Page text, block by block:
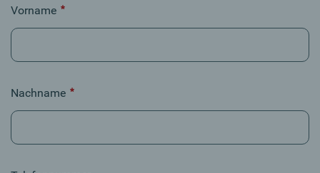
Vorname
Erforderlich
Nachname
Erforderlich